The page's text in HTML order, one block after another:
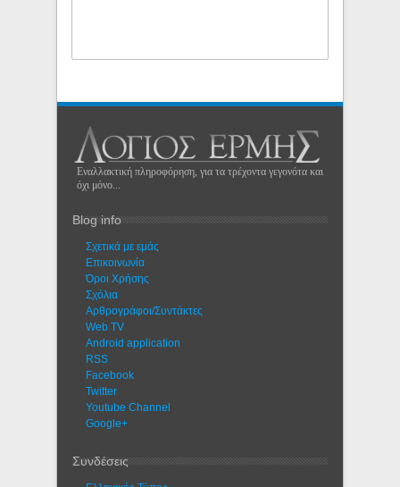
Εναλλακτική πληροφόρηση, για τα τρέχοντα γεγονότα και
όχι μόνο...
Blog info
Σχετικά με εμάς
Eπικοινωνία
Όροι Χρήσης
Σχόλια
Αρθρογράφοι/Συντάκτες
Web TV
Android application
RSS
Facebook
Twitter
Youtube Channel
Google+
Συνδέσεις